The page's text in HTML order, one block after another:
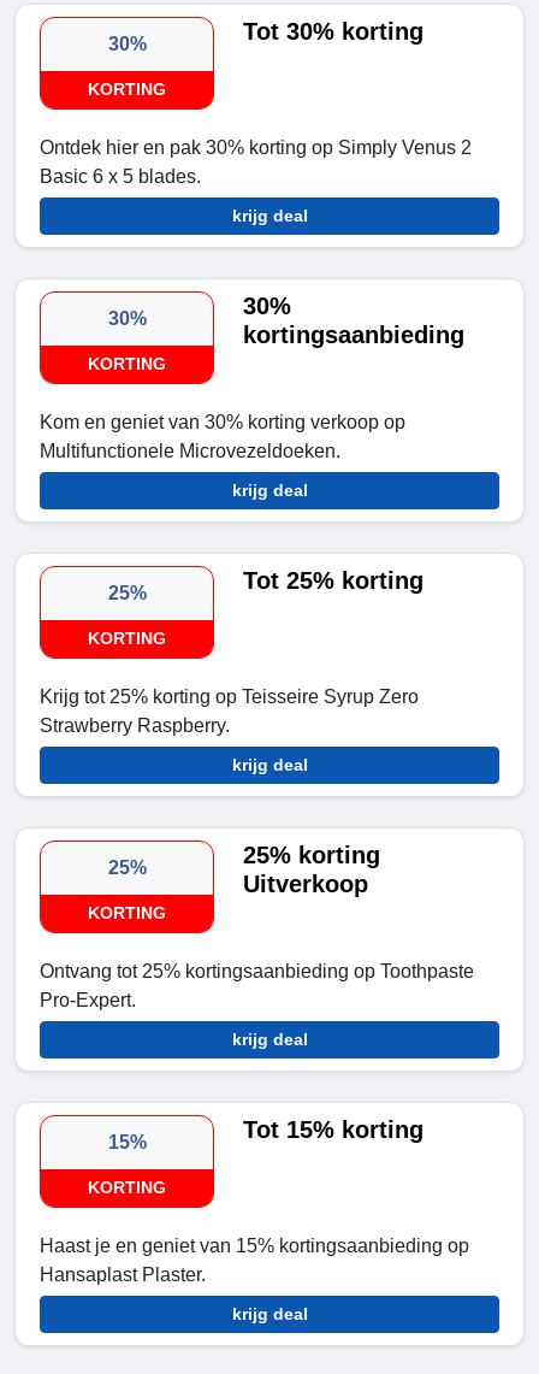
30%
KORTING
Tot 30% korting
Ontdek hier en pak 30% korting op Simply Venus 2
Basic 6 x 5 blades.
krijg deal
30%
KORTING
30%
kortingsaanbieding
Kom en geniet van 30% korting verkoop op
Multifunctionele Microvezeldoeken.
krijg deal
25%
KORTING
Tot 25% korting
Krijg tot 25% korting op Teisseire Syrup Zero
Strawberry Raspberry.
krijg deal
25%
KORTING
25% korting
Uitverkoop
Ontvang tot 25% kortingsaanbieding op Toothpaste
Pro-Expert.
krijg deal
15%
KORTING
Tot 15% korting
Haast je en geniet van 15% kortingsaanbieding op
Hansaplast Plaster.
krijg deal